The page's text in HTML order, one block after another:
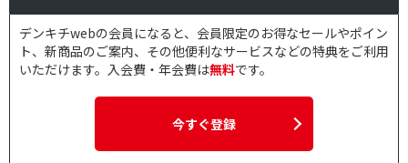
デンキチwebの会員になると、会員限定のお得なセールやポイン
ト、新商品のご案内、その他便利なサービスなどの特典をご利用
いただけます。入会費・年会費は無料です。
今すぐ登録